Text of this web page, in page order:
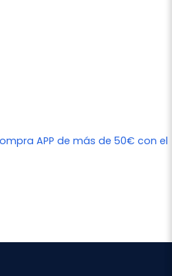
APP de más de 50€ con el